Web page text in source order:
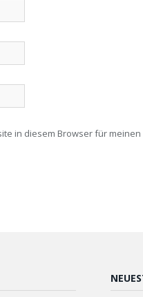
in diesem Browser für